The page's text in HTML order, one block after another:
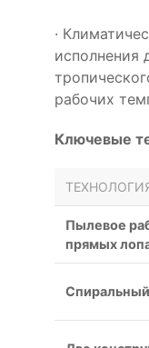
·
исполнения
рабочих
Ключевые
Пылевое
прямых